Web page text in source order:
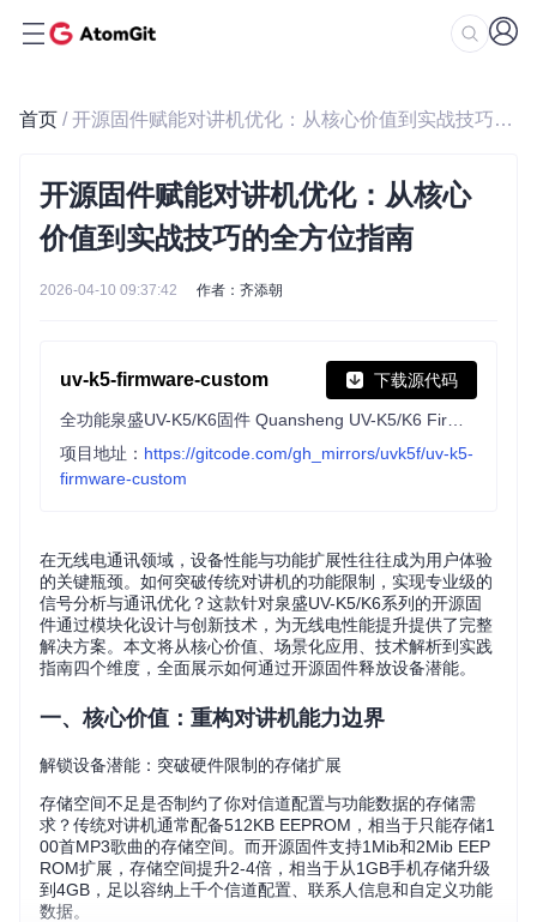
首页 / 开源固件赋能对讲机优化：从核心价值到实战技巧的全方位指南
开源固件赋能对讲机优化：从核心
价值到实战技巧的全方位指南
2026-04-10 09:37:42 作者：齐添朝
uv-k5-firmware-custom 下载源代码
项目地址： https://gitcode.com/gh_mirrors/uvk5f/uv-k5-
firmware-custom
在无线电通讯领域，设备性能与功能扩展性往往成为用户体验
的关键瓶颈。如何突破传统对讲机的功能限制，实现专业级的
信号分析与通讯优化？这款针对泉盛UV-K5/K6系列的开源固
件通过模块化设计与创新技术，为无线电性能提升提供了完整
解决方案。本文将从核心价值、场景化应用、技术解析到实践
指南四个维度，全面展示如何通过开源固件释放设备潜能。
一、核心价值：重构对讲机能力边界
解锁设备潜能：突破硬件限制的存储扩展
存储空间不足是否制约了你对信道配置与功能数据的存储需
求？传统对讲机通常配备512KB EEPROM，相当于只能存储1
00首MP3歌曲的存储空间。而开源固件支持1Mib和2Mib EEP
ROM扩展，存储空间提升2-4倍，相当于从1GB手机存储升级
到4GB，足以容纳上千个信道配置、联系人信息和自定义功能
数据。